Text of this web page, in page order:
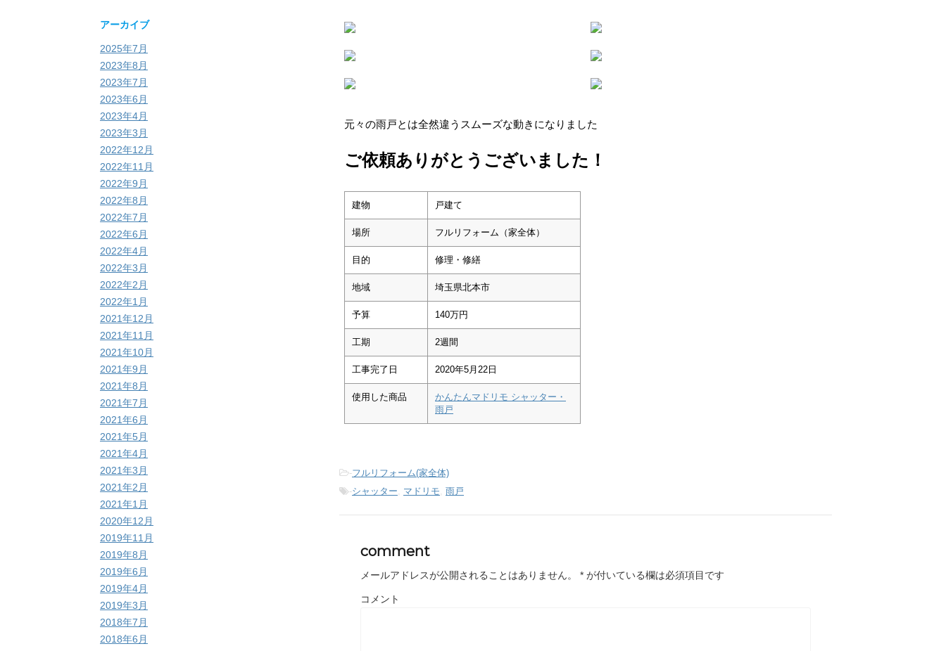
元々の雨戸とは全然違うスムーズな動きになりました
ご依頼ありがとうございました！
建物 戸建て
場所 フルリフォーム（家全体）
目的 修理・修繕
地域 埼玉県北本市
予算 140万円
工期 2週間
工事完了日 2020年5月22日
使用した商品
かんたんマドリモ シャッター・
雨戸
-フルリフォーム(家全体)
-シャッター マドリモ 雨戸
comment
メールアドレスが公開されることはありません。 * が付いている欄は必須項目です
コメント
アーカイブ
2025年7月
2023年8月
2023年7月
2023年6月
2023年4月
2023年3月
2022年12月
2022年11月
2022年9月
2022年8月
2022年7月
2022年6月
2022年4月
2022年3月
2022年2月
2022年1月
2021年12月
2021年11月
2021年10月
2021年9月
2021年8月
2021年7月
2021年6月
2021年5月
2021年4月
2021年3月
2021年2月
2021年1月
2020年12月
2019年11月
2019年8月
2019年6月
2019年4月
2019年3月
2018年7月
2018年6月